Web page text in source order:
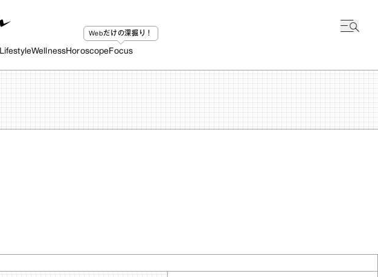
LifestyleWellnessHoroscope
Webだけの深掘り！
Focus